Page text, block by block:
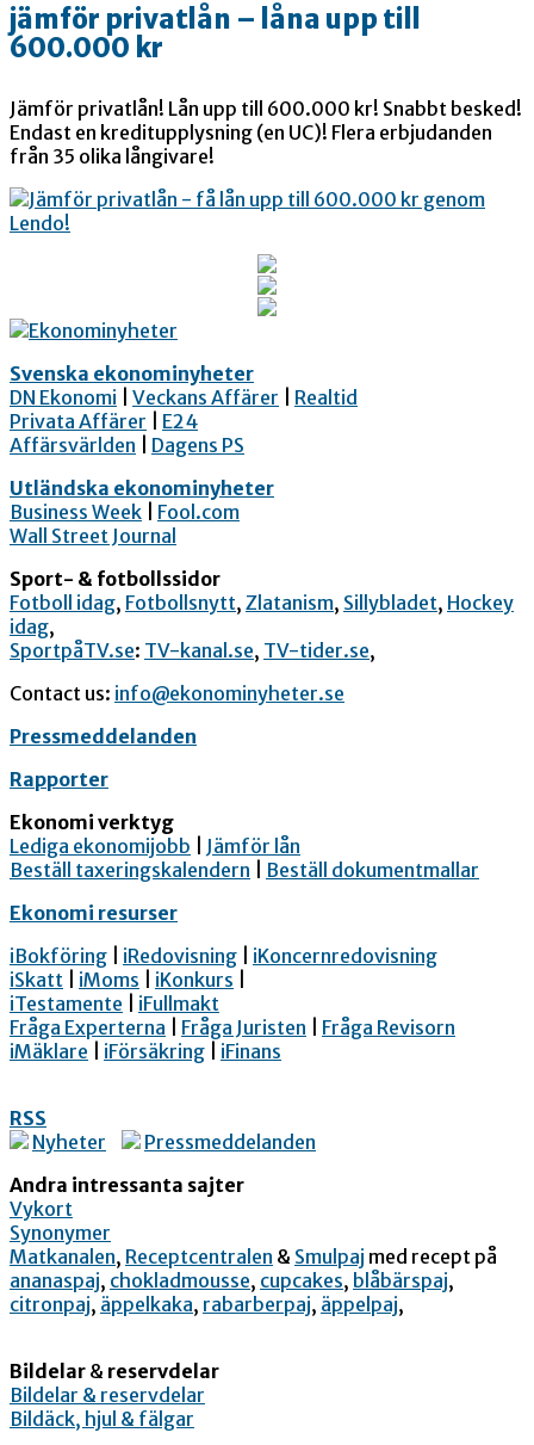
jämför privatlån – låna upp till
600.000 kr
Jämför privatlån! Lån upp till 600.000 kr! Snabbt besked!
Endast en kreditupplysning (en UC)! Flera erbjudanden
från 35 olika långivare!
Svenska ekonominyheter
DN Ekonomi
Veckans Affärer
Realtid
Privata Affärer
E24
Affärsvärlden
Dagens PS
Utländska ekonominyheter
Business Week
Fool.com
Wall Street Journal
Sport- & fotbollssidor
Fotboll idag, Fotbollsnytt, Zlatanism, Sillybladet, Hockey
idag,
SportpåTV.se: TV-kanal.se, TV-tider.se,
Contact us: info@ekonominyheter.se
Pressmeddelanden
Rapporter
Ekonomi verktyg
Lediga ekonomijobb
Jämför lån
Beställ taxeringskalendern
Beställ dokumentmallar
Ekonomi resurser
iBokföring
iRedovisning
iKoncernredovisning
iSkatt
iMoms iKonkurs
iTestamente
iFullmakt
Fråga Experterna
Fråga Juristen
Fråga Revisorn
iMäklare
iFörsäkring iFinans
RSS
Nyheter
Pressmeddelanden
Andra intressanta sajter
Vykort
Synonymer
Matkanalen, Receptcentralen & Smulpaj med recept på
ananaspaj, chokladmousse, cupcakes, blåbärspaj,
citronpaj, äppelkaka, rabarberpaj, äppelpaj,
Bildelar & reservdelar
Bildelar & reservdelar
Bildäck, hjul & fälgar